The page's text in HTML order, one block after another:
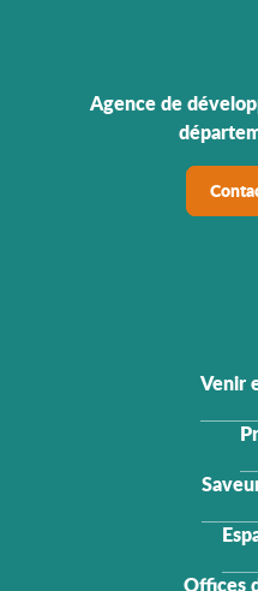
Agence de
Venir
Offices